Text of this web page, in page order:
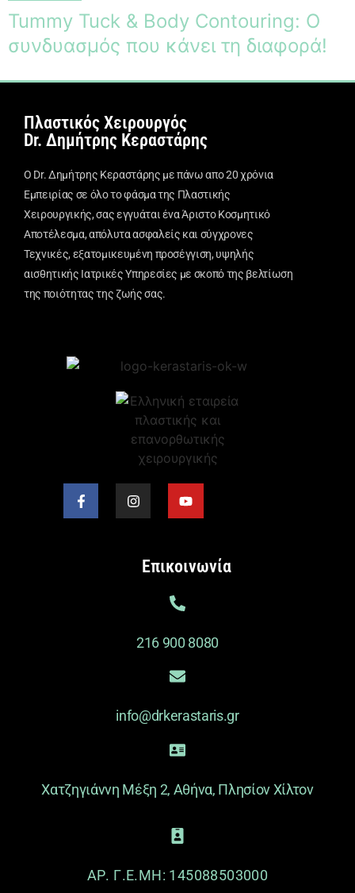
Tummy Tuck & Body Contouring: Ο
συνδυασμός που κάνει τη διαφορά!
Πλαστικός Χειρουργός
Dr. Δημήτρης Κεραστάρης
Ο Dr. Δημήτρης Κεραστάρης με πάνω απο 20 χρόνια
Εμπειρίας σε όλο το φάσμα της Πλαστικής
Χειρουργικής, σας εγγυάται ένα Άριστο Κοσμητικό
Αποτέλεσμα, απόλυτα ασφαλείς και σύγχρονες
Τεχνικές, εξατομικευμένη προσέγγιση, υψηλής
αισθητικής Ιατρικές Υπηρεσίες με σκοπό της βελτίωση
της ποιότητας της ζωής σας.
Επικοινωνία
216 900 8080
info@drkerastaris.gr
Χατζηγιάννη Μέξη 2, Αθήνα, Πλησίον Χίλτον
ΑΡ. Γ.Ε.ΜΗ: 145088503000